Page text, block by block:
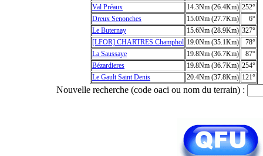
Val Préaux
14.3Nm (26.4Km) 252°
Dreux Senonches
15.0Nm (27.7Km)
6°
Le Buternay
15.6Nm (28.9Km) 327°
[LFOR] CHARTRES Champhol 19.0Nm (35.1Km)
78°
La Saussaye
19.8Nm (36.7Km)
87°
Bézardieres
19.8Nm (36.7Km) 254°
Le Gault Saint Denis
20.4Nm (37.8Km) 121°
Nouvelle recherche (code oaci ou nom du terrain) :